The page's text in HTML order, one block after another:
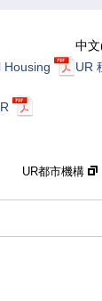
Housing
中
UR
UR都市機構